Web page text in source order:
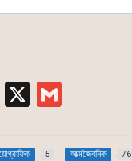
X G
ai
5 আত্মজৈবনিক 76